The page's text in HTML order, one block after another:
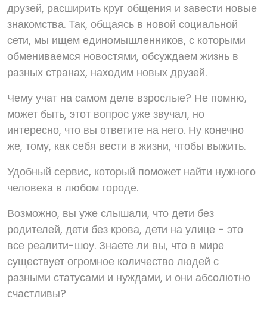
друзей, расширить круг общения и завести новые
знакомства. Так, общаясь в новой социальной
сети, мы ищем единомышленников, с которыми
обмениваемся новостями, обсуждаем жизнь в
разных странах, находим новых друзей.
Чему учат на самом деле взрослые? Не помню,
может быть, этот вопрос уже звучал, но
интересно, что вы ответите на него. Ну конечно
же, тому, как себя вести в жизни, чтобы выжить.
Удобный сервис, который поможет найти нужного
человека в любом городе.
Возможно, вы уже слышали, что дети без
родителей, дети без крова, дети на улице - это
все реалити-шоу. Знаете ли вы, что в мире
существует огромное количество людей с
разными статусами и нуждами, и они абсолютно
счастливы?